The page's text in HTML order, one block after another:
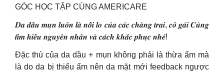
GÓC HỌC TẬP CÙNG AMERICARE
𝑫𝒂 𝒅𝒂̂̀𝒖 𝒎𝒖̣𝒏 𝒍𝒖𝒐̂𝒏 𝒍𝒂̀ 𝒏𝒐̂̃𝒊 𝒍𝒐 𝒄𝒖̉𝒂 𝒄𝒂́𝒄 𝒄𝒉𝒂̀𝒏𝒈 𝒕𝒓𝒂𝒊, 𝒄𝒐̂ 𝒈𝒂́𝒊 𝑪𝒖̀𝒏𝒈
𝒕𝒊̀𝒎 𝒉𝒊𝒆̂̉𝒖 𝒏𝒈𝒖𝒚𝒆̂𝒏 𝒏𝒉𝒂̂𝒏 𝒗𝒂̀ 𝒄𝒂́𝒄𝒉 𝒌𝒉𝒂̆́𝒄 𝒑𝒉𝒖̣𝒄 𝒏𝒉𝒆́!
Đặc thù của da dầu + mụn không phải là thừa ẩm mà
là do da bị thiếu ẩm nên da mặt mới feedback ngược